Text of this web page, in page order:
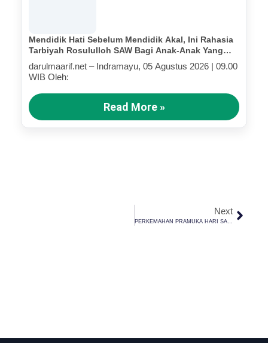
Mendidik Hati Sebelum Mendidik Akal, Ini Rahasia
Tarbiyah Rosululloh SAW Bagi Anak-Anak Yang
Terluka (Bagian III)
darulmaarif.net – Indramayu, 05 Agustus 2026 | 09.00
WIB Oleh:
Read More »
Next
PERKEMAHAN PRAMUKA HARI SANTRI NASIONAL SANTRI DARUL MA’ARIF